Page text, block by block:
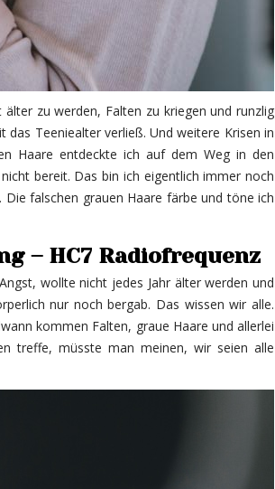
zu werden, Falten zu kriegen und runzlig
Teeniealter verließ. Und weitere Krisen in
Haare entdeckte ich auf dem Weg in den
bereit. Das bin ich eigentlich immer noch
falschen grauen Haare färbe und töne ich
– HC7 Radiofrequenz
wollte nicht jedes Jahr älter werden und
nur noch bergab. Das wissen wir alle.
kommen Falten, graue Haare und allerlei
treffe, müsste man meinen, wir seien alle